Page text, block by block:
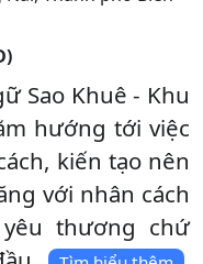
Sao Khuê - Khu
hướng tới việc
kiến tạo nên
với nhân cách
thương chứ